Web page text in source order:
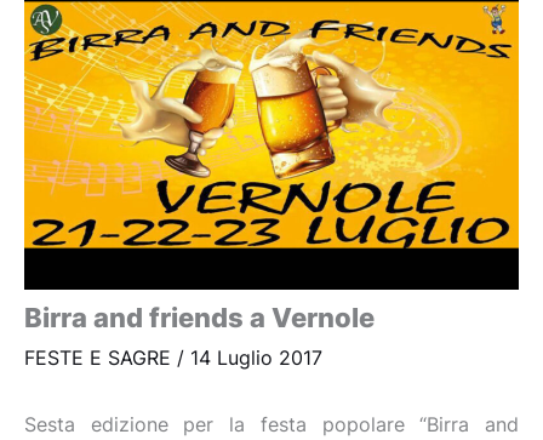
Birra and friends a Vernole
FESTE E SAGRE / 14 Luglio 2017
Sesta edizione per la festa popolare “Birra and